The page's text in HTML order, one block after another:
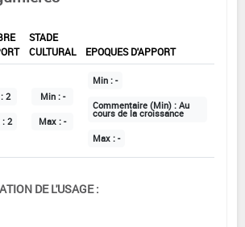
STADE
CULTURAL
EPOQUES D'APPORT
2
: 2
Min : -
Max : -
Min : -
Commentaire (Min) : Au
cours de la croissance
Max : -
DE L'USAGE :